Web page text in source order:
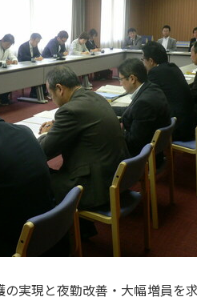
実現と夜勤改善・大幅増員を